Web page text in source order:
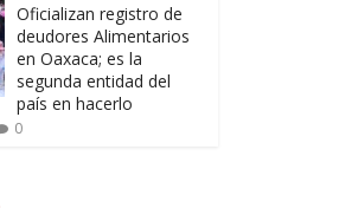
Oficializan registro de
deudores Alimentarios
en Oaxaca; es la
segunda entidad del
país en hacerlo
0